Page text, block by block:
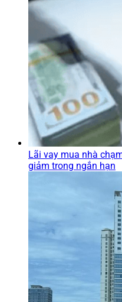
Lãi vay mua nhà
giảm trong ngắn hạn